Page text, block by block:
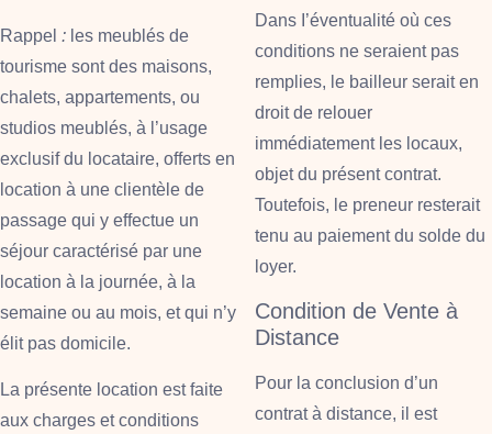
Rappel : les meublés de
tourisme sont des maisons,
chalets, appartements, ou
studios meublés, à l’usage
exclusif du locataire, offerts en
location à une clientèle de
passage qui y effectue un
séjour caractérisé par une
location à la journée, à la
semaine ou au mois, et qui n’y
élit pas domicile.
La présente location est faite
aux charges et conditions
Dans I’éventualité où ces
conditions ne seraient pas
remplies, le bailleur serait en
droit de relouer
immédiatement les locaux,
objet du présent contrat.
Toutefois, le preneur resterait
tenu au paiement du solde du
loyer.
Condition de Vente à
Distance
Pour la conclusion d’un
contrat à distance, il est